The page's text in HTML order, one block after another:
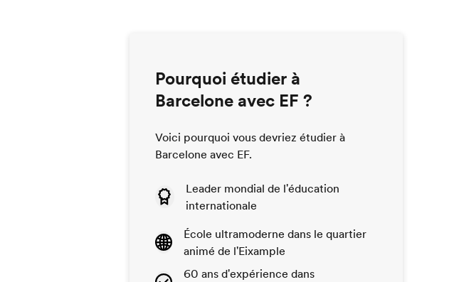
Pourquoi étudier à
Barcelone avec EF ?
Voici pourquoi vous devriez étudier à
Barcelone avec EF.
Leader mondial de l'éducation
internationale
École ultramoderne dans le quartier
animé de l'Eixample
60 ans d'expérience dans